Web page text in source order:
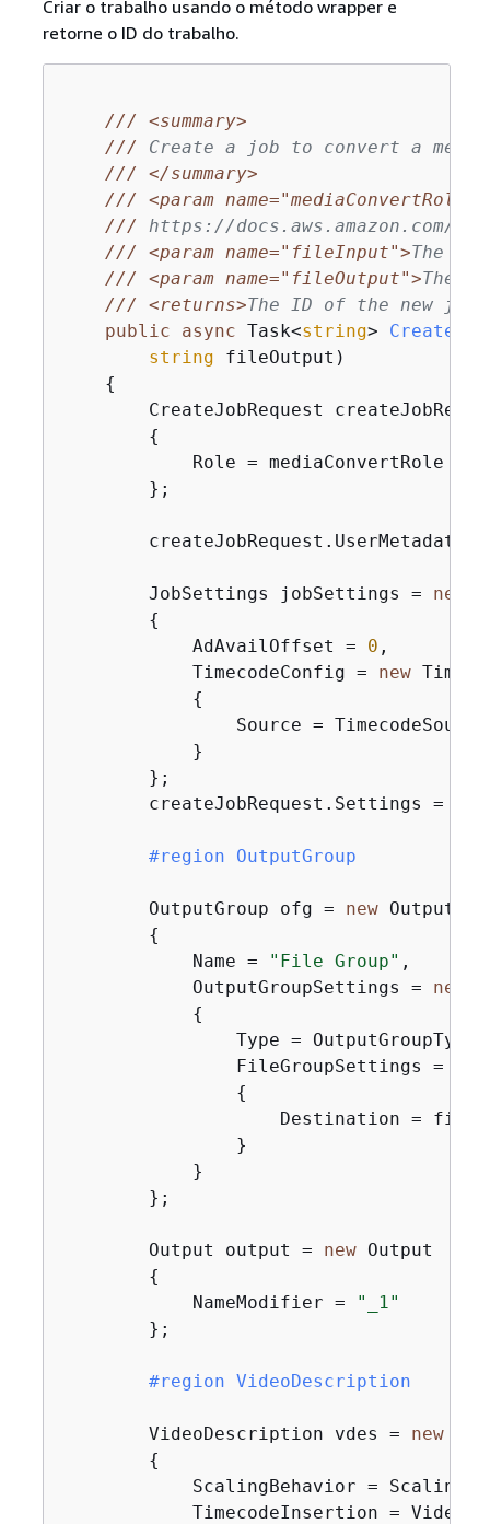
Criar o trabalho usando o método wrapper e
retorne o ID do trabalho.
///
<summary>
/// Create a job to convert a
///
</summary>
///
<param name="mediaConvertRole">
/// https://docs.aws.amazon.com/
///
<param name="fileInput">The
///
<param name="fileOutput">The
///
<returns>The ID of the new job.
public
async Task<string> CreateJob
string fileOutput )
{
CreateJobRequest
{
            Role = mediaConvertRole
        };
        JobSettings jobSettings =
new
{
            AdAvailOffset =
0 ,
            TimecodeConfig =
new
{
Source =
            }
        };
createJobRequest.Settings =
#region OutputGroup
        OutputGroup ofg =
new
{
            Name =
"File Group" ,
            OutputGroupSettings =
new
{
Type =
                FileGroupSettings =
{
Destination =
                }
            }
        };
        Output output =
new Output
{
            NameModifier =
"_1"
        };
#region VideoDescription
        VideoDescription vdes =
new
{
ScalingBehavior =
TimecodeInsertion =